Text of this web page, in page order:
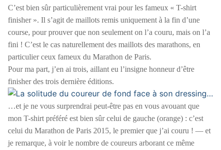
C’est bien sûr particulièrement vrai pour les fameux « T-shirt
finisher ». Il s’agit de maillots remis uniquement à la fin d’une
course, pour prouver que non seulement on l’a couru, mais on l’a
fini ! C’est le cas naturellement des maillots des marathons, en
particulier ceux fameux du Marathon de Paris.
Pour ma part, j’en ai trois, aillant eu l’insigne honneur d’être
finisher des trois dernière éditions.
…et je ne vous surprendrai peut-être pas en vous avouant que
mon T-shirt préféré est bien sûr celui de gauche (orange) : c’est
celui du Marathon de Paris 2015, le premier que j’ai couru ! — et
je remarque, à voir le nombre de coureurs arborant ce même